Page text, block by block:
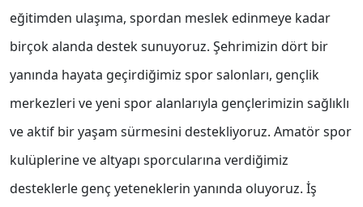
eğitimden ulaşıma, spordan meslek edinmeye kadar
birçok alanda destek sunuyoruz. Şehrimizin dört bir
yanında hayata geçirdiğimiz spor salonları, gençlik
merkezleri ve yeni spor alanlarıyla gençlerimizin sağlıklı
ve aktif bir yaşam sürmesini destekliyoruz. Amatör spor
kulüplerine ve altyapı sporcularına verdiğimiz
desteklerle genç yeteneklerin yanında oluyoruz. İş